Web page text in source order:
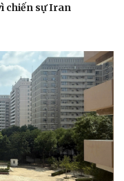
chiến sự Iran